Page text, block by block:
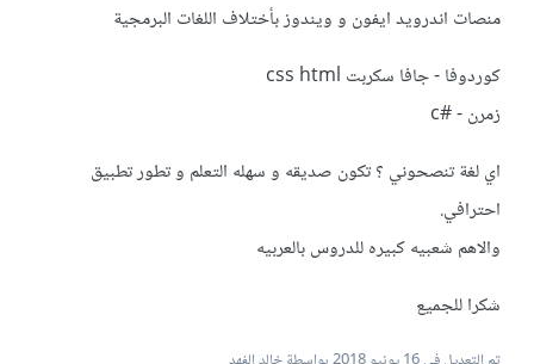
منصات اندرويد ايفون و ويندوز بأختلاف اللغات البرمجية
كوردوفا - جافا سكربت css html
زمرن - #c
اي لغة تنصحوني ؟ تكون صديقه و سهله التعلم و تطور تطبيق
احترافي.
والاهم شعبيه كبيره للدروس بالعربيه
شكرا للجميع